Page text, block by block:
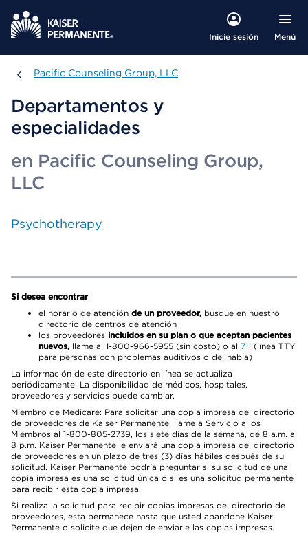
Inicie sesión Menú
Pacific Counseling Group, LLC
Pacific Counseling Group, LLC
Departamentos y
especialidades
en Pacific Counseling Group,
LLC
Psychotherapy
Si desea encontrar:
el horario de atención de un proveedor, busque en nuestro
directorio de centros de atención
los proveedores incluidos en su plan o que aceptan pacientes
nuevos, llame al 1-800-966-5955 (sin costo) o al 711 (línea TTY
para personas con problemas auditivos o del habla)
La información de este directorio en línea se actualiza
periódicamente. La disponibilidad de médicos, hospitales,
proveedores y servicios puede cambiar.
Miembro de Medicare: Para solicitar una copia impresa del directorio
de proveedores de Kaiser Permanente, llame a Servicio a los
Miembros al 1-800-805-2739, los siete días de la semana, de 8 a.m. a
8 p.m. Kaiser Permanente le enviará una copia impresa del directorio
de proveedores en un plazo de tres (3) días hábiles después de su
solicitud. Kaiser Permanente podría preguntar si su solicitud de una
copia impresa es una solicitud única o si es una solicitud permanente
para recibir esta copia impresa.
Si realiza la solicitud para recibir copias impresas del directorio de
proveedores, esta permanece hasta que usted abandone Kaiser
Permanente o solicite que dejen de enviarle las copias impresas.